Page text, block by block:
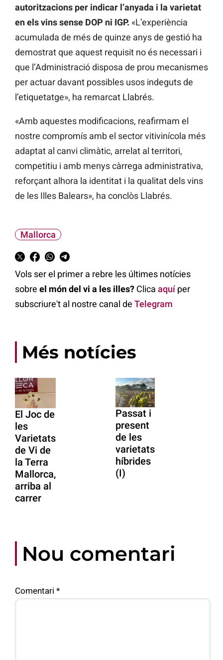
autoritzacions per indicar l’anyada i la varietat
en els vins sense DOP ni IGP. «L’experiència
acumulada de més de quinze anys de gestió ha
demostrat que aquest requisit no és necessari i
que l’Administració disposa de prou mecanismes
per actuar davant possibles usos indeguts de
l’etiquetatge», ha remarcat Llabrés.
«Amb aquestes modificacions, reafirmam el
nostre compromís amb el sector vitivinícola més
adaptat al canvi climàtic, arrelat al territori,
competitiu i amb menys càrrega administrativa,
reforçant alhora la identitat i la qualitat dels vins
de les Illes Balears», ha conclòs Llabrés.
Mallorca
Vols ser el primer a rebre les últimes notícies
sobre el món del vi a les illes? Clica aquíper
subscriure't al nostre canal de Telegram
Més notícies
El Joc de
les
Varietats
de Vi de
la Terra
Mallorca,
arriba al
carrer
Passat i
present
de les
varietats
híbrides
(I)
Nou comentari
Comentari *